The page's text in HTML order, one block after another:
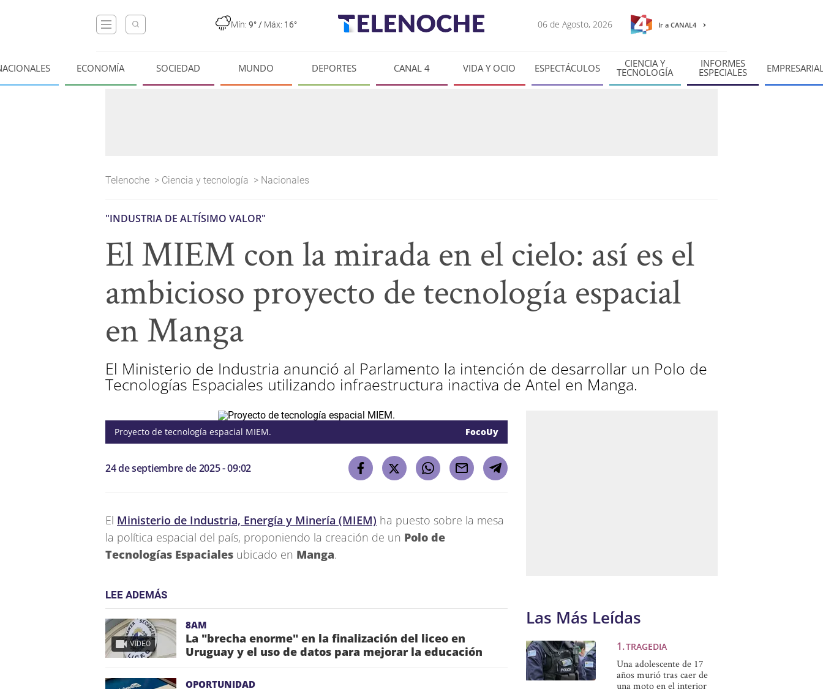
Mín: 9° / Máx: 16° 06 de Agosto, 2026 Ir a CANAL4
ECONOMÍA SOCIEDAD MUNDO DEPORTES CANAL 4 VIDA Y OCIO ESPECTÁCULOS CIENCIA Y
TECNOLOGÍA
INFORMES
ESPECIALES
Telenoche > Ciencia y tecnología > Nacionales
"INDUSTRIA DE ALTÍSIMO VALOR"
El MIEM con la mirada en el cielo: así es el
ambicioso proyecto de tecnología espacial
en Manga
El Ministerio de Industria anunció al Parlamento la intención de desarrollar un Polo de
Tecnologías Espaciales utilizando infraestructura inactiva de Antel en Manga.
Proyecto de tecnología espacial MIEM. FocoUy
24 de septiembre de 2025 - 09:02
El Ministerio de Industria, Energía y Minería (MIEM) ha puesto sobre la mesa
la política espacial del país, proponiendo la creación de un Polo de
Tecnologías Espaciales ubicado en Manga.
LEE ADEMÁS
VIDEO
8AM
La "brecha enorme" en la finalización del liceo en
Uruguay y el uso de datos para mejorar la educación
OPORTUNIDAD
Las Más Leídas
TRAGEDIA
Una adolescente de 17
años murió tras caer de
una moto en el interior